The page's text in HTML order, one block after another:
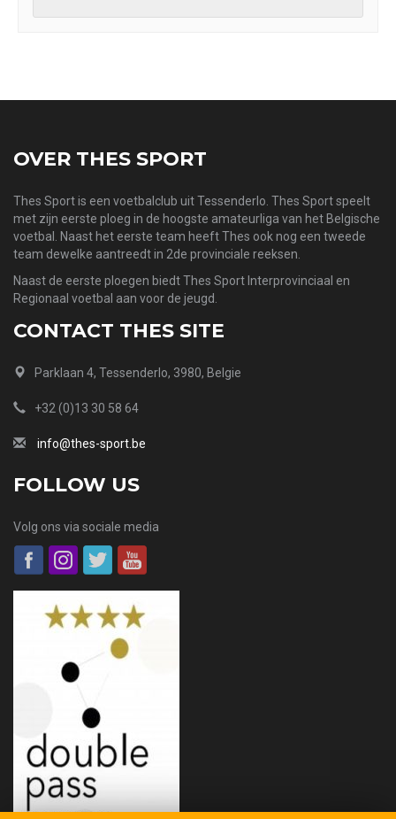
OVER THES SPORT
Thes Sport is een voetbalclub uit Tessenderlo. Thes Sport speelt
met zijn eerste ploeg in de hoogste amateurliga van het Belgische
voetbal. Naast het eerste team heeft Thes ook nog een tweede
team dewelke aantreedt in 2de provinciale reeksen.
Naast de eerste ploegen biedt Thes Sport Interprovinciaal en
Regionaal voetbal aan voor de jeugd.
CONTACT THES SITE
Parklaan 4, Tessenderlo, 3980, Belgie
+32 (0)13 30 58 64
info@thes-sport.be
FOLLOW US
Volg ons via sociale media